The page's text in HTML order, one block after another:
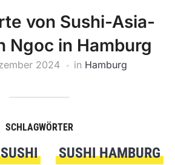
von Sushi-Asia-
Ngoc in Hamburg
2024 in Hamburg
SCHLAGWÖRTER
SUSHI SUSHI HAMBURG